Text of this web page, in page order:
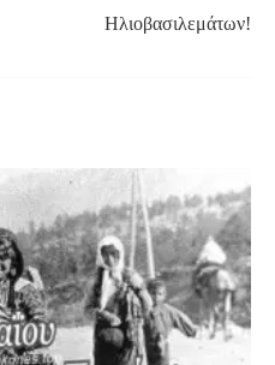
Ηλιοβασιλεμάτων!